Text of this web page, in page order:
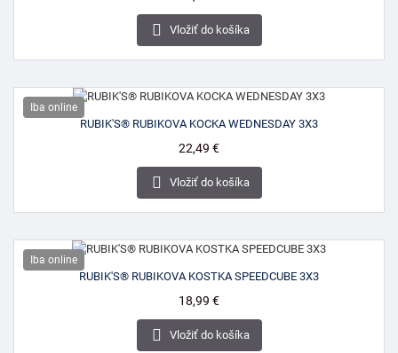
 Vložiť do košíka
Iba online
RUBIK'S® RUBIKOVA KOCKA WEDNESDAY 3X3
Cena
22,49 €
 Vložiť do košíka
Iba online
RUBIK'S® RUBIKOVA KOSTKA SPEEDCUBE 3X3
Cena
18,99 €
 Vložiť do košíka